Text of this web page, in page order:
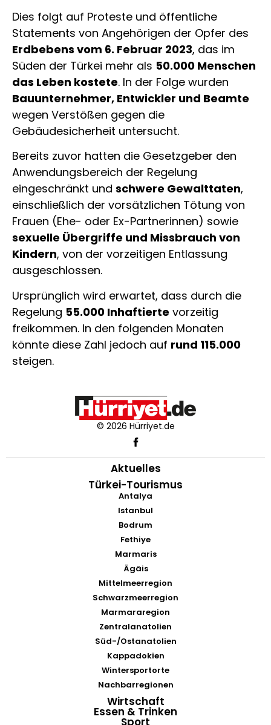
Dies folgt auf Proteste und öffentliche
Statements von Angehörigen der Opfer des
Erdbebens vom 6. Februar 2023, das im
Süden der Türkei mehr als 50.000 Menschen
das Leben kostete. In der Folge wurden
Bauunternehmer, Entwickler und Beamte
wegen Verstößen gegen die
Gebäudesicherheit untersucht.
Bereits zuvor hatten die Gesetzgeber den
Anwendungsbereich der Regelung
eingeschränkt und schwere Gewalttaten,
einschließlich der vorsätzlichen Tötung von
Frauen (Ehe- oder Ex-Partnerinnen) sowie
sexuelle Übergriffe und Missbrauch von
Kindern, von der vorzeitigen Entlassung
ausgeschlossen.
Ursprünglich wird erwartet, dass durch die
Regelung 55.000 Inhaftierte vorzeitig
freikommen. In den folgenden Monaten
könnte diese Zahl jedoch auf rund 115.000
steigen.
© 2026 Hürriyet.de
Aktuelles
Türkei-Tourismus
Antalya
Istanbul
Bodrum
Fethiye
Marmaris
Ägäis
Mittelmeerregion
Schwarzmeerregion
Marmararegion
Zentralanatolien
Süd-/Ostanatolien
Kappadokien
Wintersportorte
Nachbarregionen
Wirtschaft
Essen & Trinken
Sport